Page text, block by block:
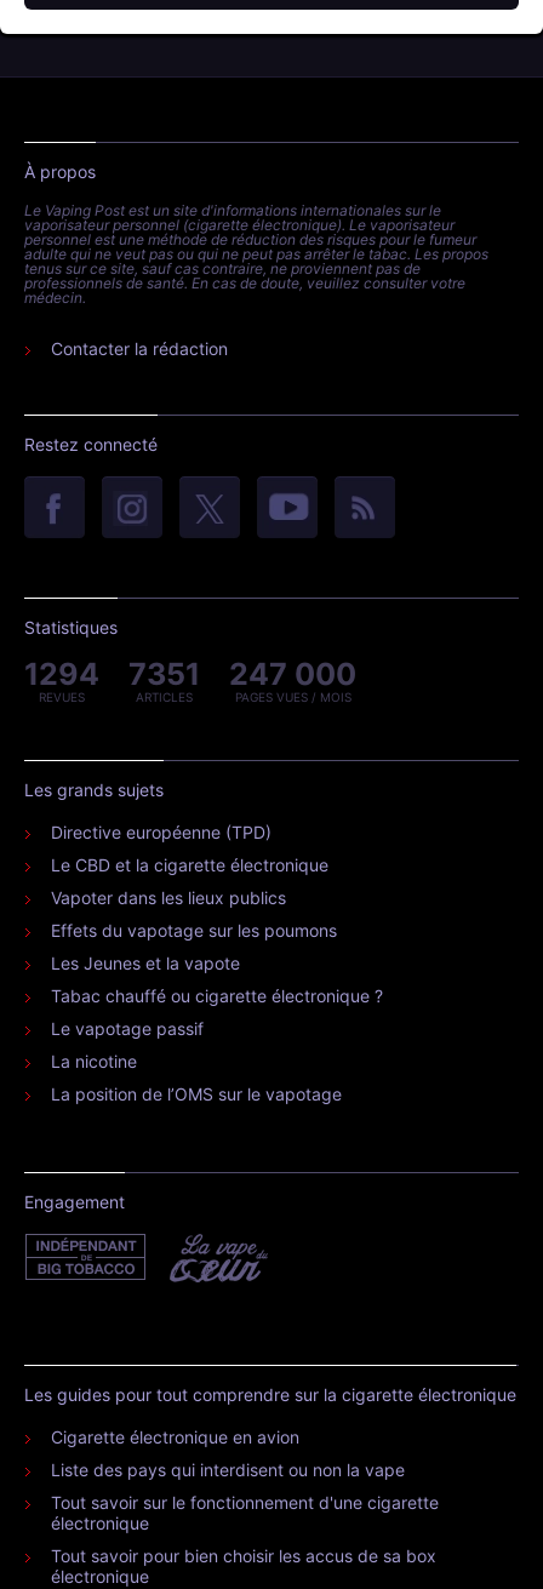
À propos
Le Vaping Post est un site d'informations internationales sur le
vaporisateur personnel (cigarette électronique). Le vaporisateur
personnel est une méthode de réduction des risques pour le fumeur
adulte qui ne veut pas ou qui ne peut pas arrêter le tabac. Les propos
tenus sur ce site, sauf cas contraire, ne proviennent pas de
professionnels de santé. En cas de doute, veuillez consulter votre
médecin.
Contacter la rédaction
Restez connecté
Statistiques
1294
REVUES
7351
ARTICLES
247 000
PAGES VUES / MOIS
Les grands sujets
Directive européenne (TPD)
Le CBD et la cigarette électronique
Vapoter dans les lieux publics
Effets du vapotage sur les poumons
Les Jeunes et la vapote
Tabac chauffé ou cigarette électronique ?
Le vapotage passif
La nicotine
La position de l’OMS sur le vapotage
Engagement
Les guides pour tout comprendre sur la cigarette électronique
Cigarette électronique en avion
Liste des pays qui interdisent ou non la vape
Tout savoir sur le fonctionnement d'une cigarette
électronique
Tout savoir pour bien choisir les accus de sa box
électronique